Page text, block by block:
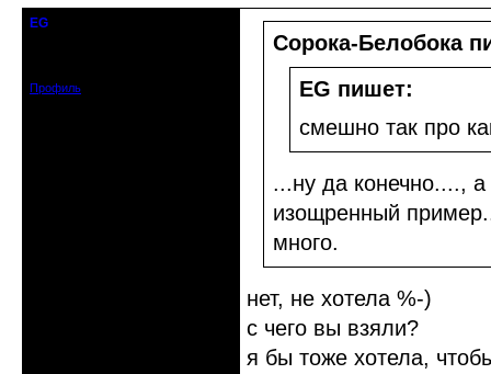
EG
Профиль
Сорока-Белобока
EG пишет:
смешно так про
...ну да конечно....,
изощренный
много.
нет, не хотела %-)
с чего вы взяли?
я бы тоже хотела,